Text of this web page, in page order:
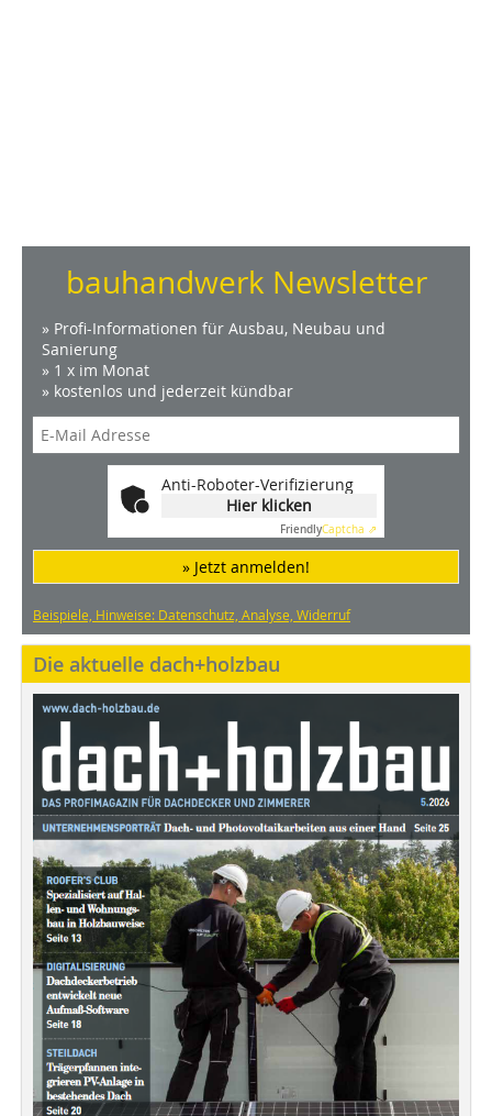
bauhandwerk Newsletter
» Profi-Informationen für Ausbau, Neubau und
Sanierung
» 1 x im Monat
» kostenlos und jederzeit kündbar
Anti-Roboter-Verifizierung
Hier klicken
FriendlyCaptcha ⇗
» Jetzt anmelden!
Beispiele, Hinweise: Datenschutz, Analyse, Widerruf
Die aktuelle dach+holzbau